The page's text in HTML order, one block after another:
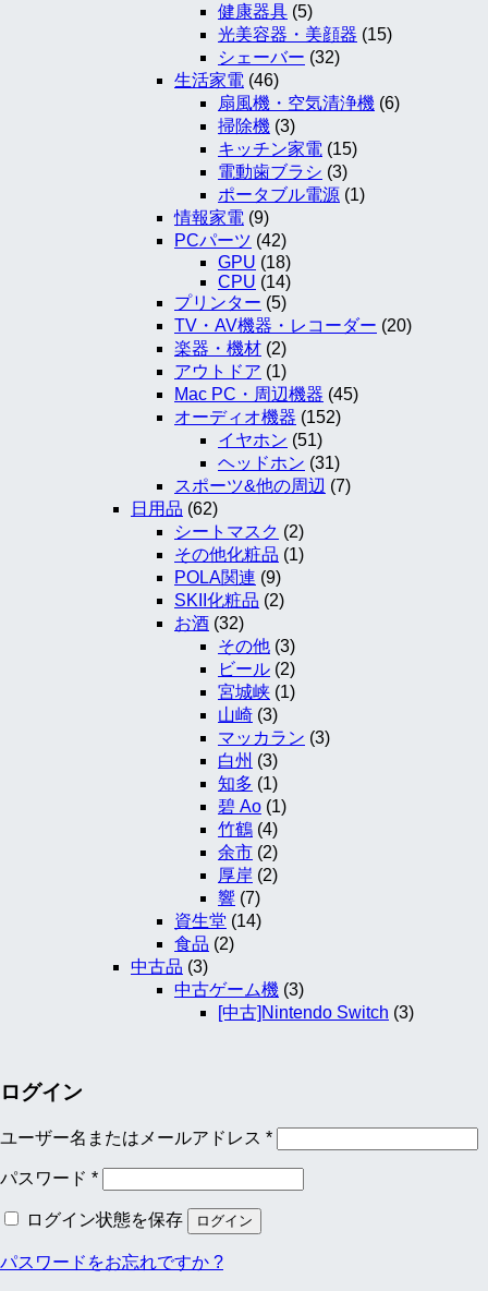
健康器具 (5)
光美容器・美顔器 (15)
シェーバー (32)
生活家電 (46)
扇風機・空気清浄機 (6)
掃除機 (3)
キッチン家電 (15)
電動歯ブラシ (3)
ポータブル電源 (1)
情報家電 (9)
PCパーツ (42)
GPU (18)
CPU (14)
プリンター (5)
TV・AV機器・レコーダー (20)
楽器・機材 (2)
アウトドア (1)
Mac PC・周辺機器 (45)
オーディオ機器 (152)
イヤホン (51)
ヘッドホン (31)
スポーツ&他の周辺 (7)
日用品 (62)
シートマスク (2)
その他化粧品 (1)
POLA関連 (9)
SKII化粧品 (2)
お酒 (32)
その他 (3)
ビール (2)
宮城峡 (1)
山崎 (3)
マッカラン (3)
白州 (3)
知多 (1)
碧 Ao (1)
竹鶴 (4)
余市 (2)
厚岸 (2)
響 (7)
資生堂 (14)
食品 (2)
中古品 (3)
中古ゲーム機 (3)
[中古]Nintendo Switch (3)
ログイン
ユーザー名またはメールアドレス *
パスワード *
ログイン状態を保存 ログイン
パスワードをお忘れですか ?